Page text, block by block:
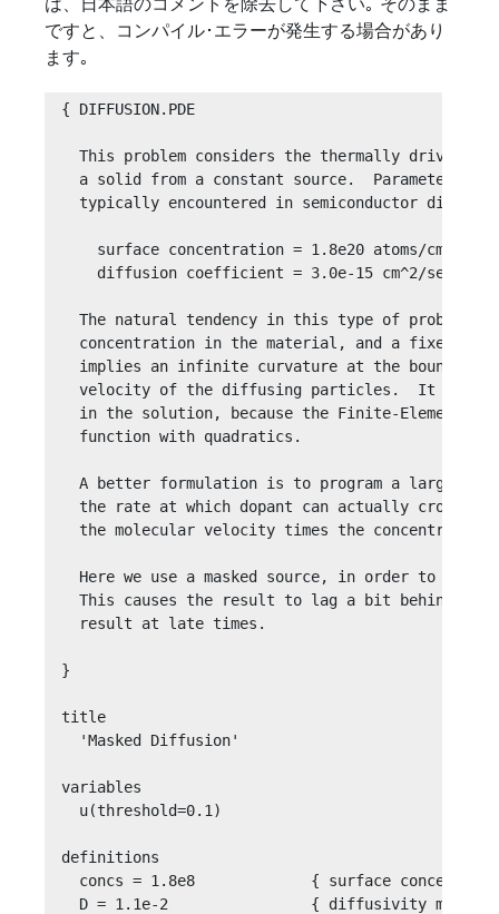
ですと、コンパイル･エラーが発生する場合があり
ます｡
{ DIFFUSION.PDE
This problem considers the thermally driven
a solid from a constant source.  Parameters
typically encountered in semiconductor
    surface concentration = 1.8e20 atoms/cm^2
    diffusion coefficient = 3.0e-15 cm^2/sec
The natural tendency in this type of problem
concentration in the material, and a fixed
implies an infinite curvature at the boundary,
velocity of the diffusing particles.  It also
in the solution, because the Finite-Element
  function with quadratics.
A better formulation is to program a large
the rate at which dopant can actually cross
the molecular velocity times the concentration
Here we use a masked source, in order to
This causes the result to lag a bit behind the
  result at late times.
}
title
  'Masked Diffusion'
variables
  u(threshold=0.1)
definitions
concs = 1.8e8             { surface
D = 1.1e-2                { diffusivity